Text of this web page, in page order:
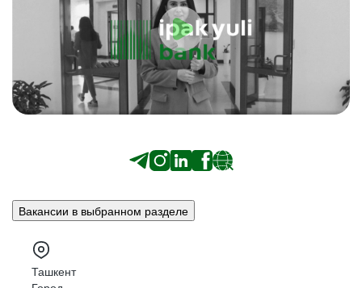
Вакансии в выбранном разделе
Ташкент